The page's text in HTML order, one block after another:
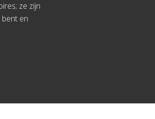
ze zijn
en